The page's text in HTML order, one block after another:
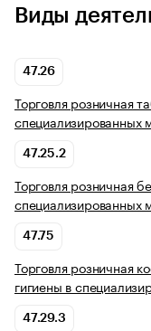
Виды
47.26
Торговля розничная
специализированных
47.25.2
Торговля розничная
специализированных
47.75
Торговля розничная
гигиены в
47.29.3